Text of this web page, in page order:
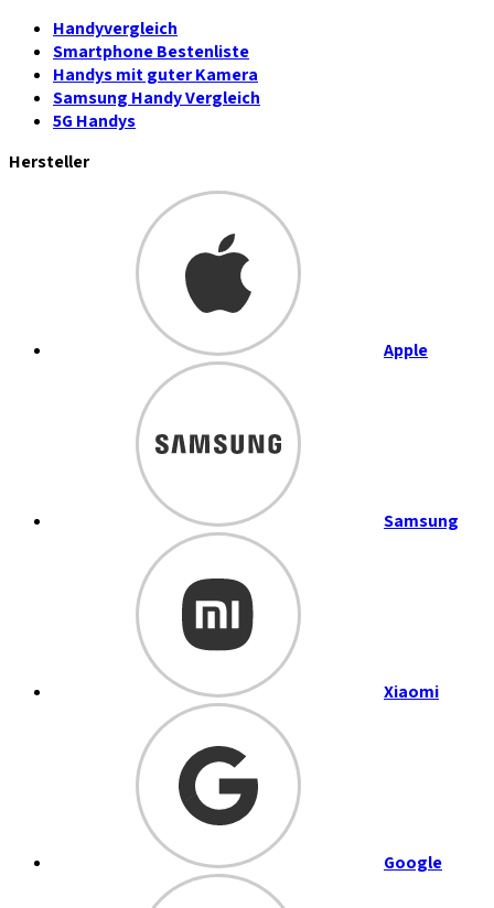
Handyvergleich
Smartphone Bestenliste
Handys mit guter Kamera
Samsung Handy Vergleich
5G Handys
Hersteller
Apple
Samsung
Xiaomi
Google